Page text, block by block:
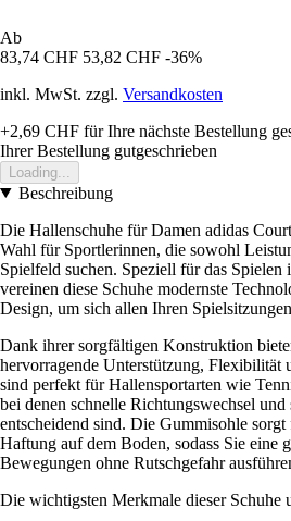
Ab
83,74 CHF 53,82 CHF -36%
inkl. MwSt. zzgl. Versandkosten
+2,69 CHF für Ihre nächste Bestellung
Ihrer Bestellung gutgeschrieben
Loading...
Beschreibung
Die Hallenschuhe für Damen adidas
Wahl für Sportlerinnen, die sowohl
Spielfeld suchen. Speziell für das
vereinen diese Schuhe modernste
Design, um sich allen Ihren
Dank ihrer sorgfältigen Konstruktion
hervorragende Unterstützung, Flexibilität
sind perfekt für Hallensportarten wie
bei denen schnelle Richtungswechsel
entscheidend sind. Die Gummisohle sorgt
Haftung auf dem Boden, sodass Sie eine
Bewegungen ohne Rutschgefahr
Die wichtigsten Merkmale dieser Schuhe